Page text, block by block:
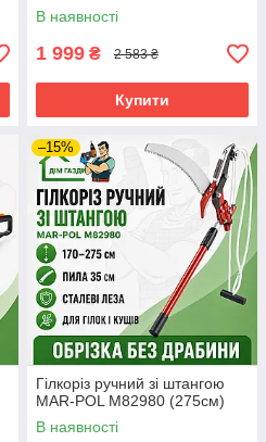
В наявності
1 999 ₴ 2 583 ₴
Купити
–15%
Гілкоріз ручний зі штангою
MAR-POL M82980 (275см)
В наявності